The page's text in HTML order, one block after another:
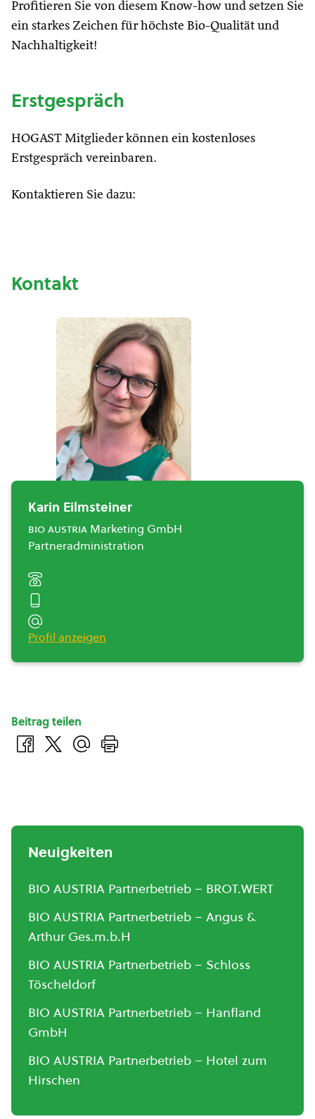
Profitieren Sie von diesem Know-how und setzen Sie
ein starkes Zeichen für höchste Bio-Qualität und
Nachhaltigkeit!
Erstgespräch
HOGAST Mitglieder können ein kostenloses
Erstgespräch vereinbaren.
Kontaktieren Sie dazu:
Kontakt
Karin Eilmsteiner
bio austria Marketing GmbH
Partneradministration
Profil anzeigen
Beitrag teilen
Neuigkeiten
BIO AUSTRIA Partnerbetrieb – BROT.WERT
BIO AUSTRIA Partnerbetrieb – Angus &
Arthur Ges.m.b.H
BIO AUSTRIA Partnerbetrieb – Schloss
Töscheldorf
BIO AUSTRIA Partnerbetrieb – Hanfland
GmbH
BIO AUSTRIA Partnerbetrieb – Hotel zum
Hirschen